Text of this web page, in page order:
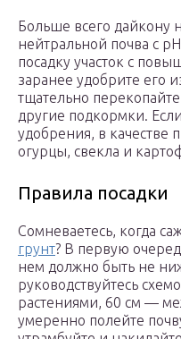
Больше всего дайкону
нейтральной почва с
посадку участок с
заранее удобрите его
тщательно
другие подкормки.
удобрения, в качестве
огурцы, свекла и
Правила посадки
Сомневаетесь, когда
грунт? В первую
нем должно быть не
руководствуйтесь
растениями, 60 см —
умеренно полейте